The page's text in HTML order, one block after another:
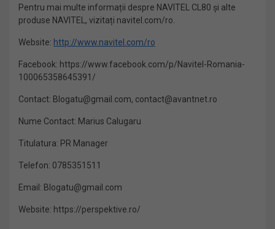
Pentru mai multe informații despre NAVITEL CL80 și alte
produse NAVITEL, vizitați navitel.com/ro.
Website: http://www.navitel.com/ro
Facebook: https://www.facebook.com/p/Navitel-Romania-
100065358645391/
Contact: Blogatu@gmail.com, contact@avantnet.ro
Nume Contact: Marius Calugaru
Titulatura: PR Manager
Telefon: 0785351511
Email: Blogatu@gmail.com
Website: https://perspektive.ro/